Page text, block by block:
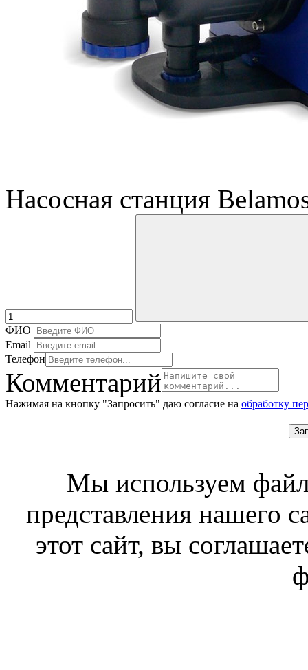
Насосная станция
ФИО
Email
Телефон
Комментарий
Нажимая на кнопку "Запросить" даю согласие на обработку
Мы используем
представления нашего
этот сайт, вы